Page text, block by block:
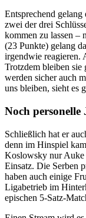
Entsprechend
zwei der drei
kommen zu lassen –
(23 Punkte) gelang
irgendwie reagieren.
Trotzdem bleiben sie
werden sicher auch
uns bleiben, sieht es
Noch
Schließlich hat er
denn im Hinspiel
Koslowsky nur Auke
Einsatz. Die Serben
haben auch einige
Ligabetrieb im
epischen 5-Satz-